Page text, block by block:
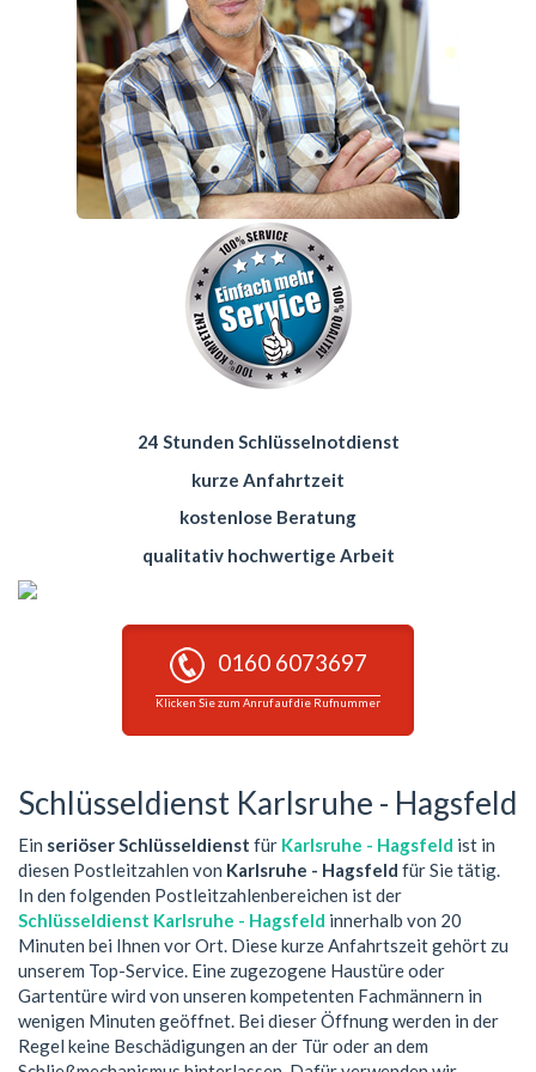
24 Stunden Schlüsselnotdienst
kurze Anfahrtzeit
kostenlose Beratung
qualitativ hochwertige Arbeit
0160 6073697
Klicken Sie zum Anruf auf die Rufnummer
Schlüsseldienst Karlsruhe - Hagsfeld
Ein seriöser Schlüsseldienst für Karlsruhe - Hagsfeld ist in
diesen Postleitzahlen von Karlsruhe - Hagsfeld für Sie tätig.
In den folgenden Postleitzahlenbereichen ist der
Schlüsseldienst Karlsruhe - Hagsfeld innerhalb von 20
Minuten bei Ihnen vor Ort. Diese kurze Anfahrtszeit gehört zu
unserem Top-Service. Eine zugezogene Haustüre oder
Gartentüre wird von unseren kompetenten Fachmännern in
wenigen Minuten geöffnet. Bei dieser Öffnung werden in der
Regel keine Beschädigungen an der Tür oder an dem